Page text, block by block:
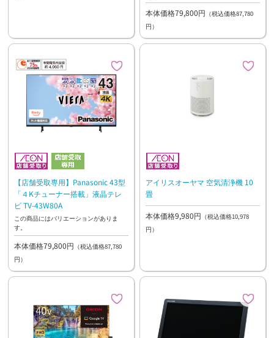
本体価格79,800円 （税込価格87,780
円）
【店舗受取専用】Panasonic 43型
「４Kチューナー搭載」液晶テレ
ビ TV-43W80A
この商品にはバリエーションがありま
す。
本体価格79,800円 （税込価格87,780
円）
アイリスオーヤマ 空気清浄機 10
畳
本体価格9,980円 （税込価格10,978
円）